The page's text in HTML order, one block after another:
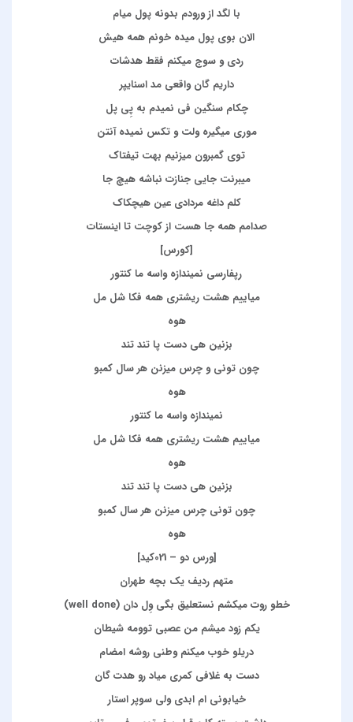
با لگد از ورودم بدونه پول میام
الان بوی پول میده خونم همه هیش
ردی و سوج میکنم فقط هدشات
داریم گان واقعی مد اسنایپر
چکام سنگین فی نمیدم به پِی پل
موری میگیره ولت و تکس نمیده آنتن
توی گمبرون میزنیم بهت تیفتاک
میبرنت جایی جنازت نباشه هیچ جا
کلم داغه مردادی عین هیچکاک
صدامم همه جا هست از کوچت تا اینستات
[کورس]
رپفارسی نمیندازه واسه ما کنتور
میاییم هشت ریشتری همه فکا شل مل
هوه
بزنین هی دست پا تند تند
چون تونی و چرس میزنن هر سال کمبو
هوه
نمیندازه واسه ما کنتور
میاییم هشت ریشتری همه فکا شل مل
هوه
بزنین هی دست پا تند تند
چون تونی چرس میزنن هر سال کمبو
هوه
[ورس دو – 021کید]
متهم ردیف یک بچه طهران
خطو روت میکشم نستعلیق بگی وِل دان (well done)
یکم زود میشم من عصبی توومه شیطان
دریلو خوب میکنم وطنی روشه امضام
دست به غلافی کمری میاد رو هدت گان
خیابونی ام ابدی ولی سوپر استار